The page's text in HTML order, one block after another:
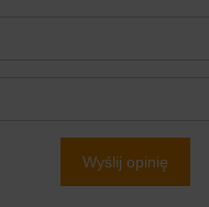
Wyślij opinię